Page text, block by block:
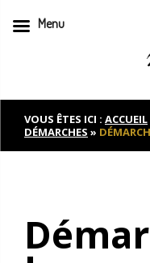
to
contentVOUS ÊTES ICI : ACCUEIL
DÉMARCHES »
Menu